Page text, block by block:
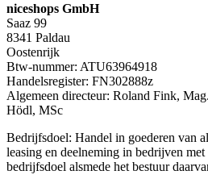
niceshops GmbH
Saaz 99
8341 Paldau
Oostenrijk
Btw-nummer: ATU63964918
Handelsregister: FN302888z
Algemeen directeur: Roland Fink,
Hödl, MSc
Bedrijfsdoel: Handel in goederen van
leasing en deelneming in bedrijven
bedrijfsdoel alsmede het bestuur